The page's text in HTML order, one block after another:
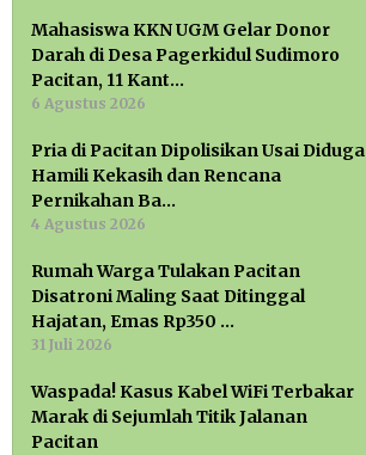
Mahasiswa KKN UGM Gelar Donor
Darah di Desa Pagerkidul Sudimoro
Pacitan, 11 Kant…
6 Agustus 2026
Pria di Pacitan Dipolisikan Usai Diduga
Hamili Kekasih dan Rencana
Pernikahan Ba…
4 Agustus 2026
Rumah Warga Tulakan Pacitan
Disatroni Maling Saat Ditinggal
Hajatan, Emas Rp350 …
31 Juli 2026
Waspada! Kasus Kabel WiFi Terbakar
Marak di Sejumlah Titik Jalanan
Pacitan